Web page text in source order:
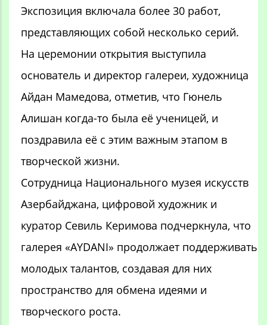
Экспозиция включала более 30 работ,
представляющих собой несколько серий.
На церемонии открытия выступила
основатель и директор галереи, художница
Айдан Мамедова, отметив, что Гюнель
Алишан когда-то была её ученицей, и
поздравила её с этим важным этапом в
творческой жизни.
Сотрудница Национального музея искусств
Азербайджана, цифровой художник и
куратор Севиль Керимова подчеркнула, что
галерея «AYDANI» продолжает поддерживать
молодых талантов, создавая для них
пространство для обмена идеями и
творческого роста.